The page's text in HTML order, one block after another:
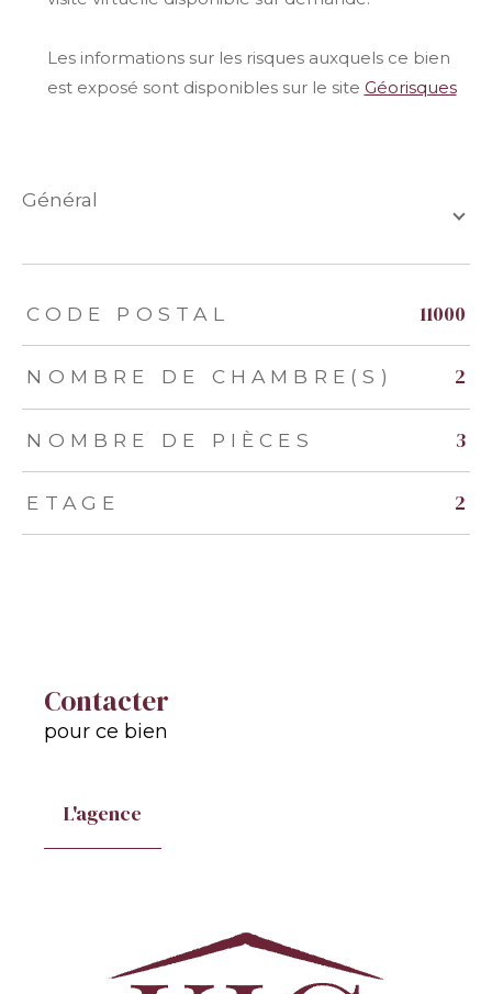
Les informations sur les risques auxquels ce bien
est exposé sont disponibles sur le site Géorisques
général
TRAD_ZEPHYR_Caracteristique TRAD_ZEPHYR_Valeurs
CODE POSTAL 11000
NOMBRE DE CHAMBRE(S) 2
NOMBRE DE PIÈCES 3
ETAGE 2
Contacter
pour ce bien
L'agence